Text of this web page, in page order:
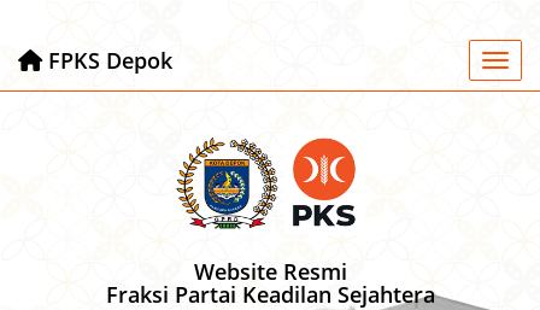
FPKS Depok
Website Resmi
Fraksi Partai Keadilan Sejahtera